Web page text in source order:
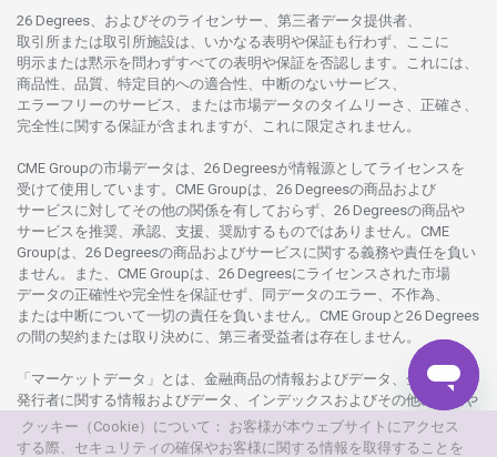
26 Degrees、 およびそのライセンサー、 第三者データ提供者、
取引所または取引所施設は、いかなる表明や保証も行わず、
ここに
明示または黙示を問わずすべての表明や保証を否認し ます。
これには、
商品性、品質、 特定目的への適合性、 中断のないサービス、
エラーフリーのサービス、 または市場データのタイムリーさ、正確さ、
完全性に関する保証が含まれますが、これに限定さ れません。
CME Groupの市場データは、26 Degreesが情報源としてライセンスを
受けて使用しています。 CME Groupは、26 Degreesの商品および
サービスに対してその他の関係を有しておらず、26 Degreesの商品や
サービスを推奨、承認、支援、 奨励するものではありません。 CME
Groupは、26 Degreesの商品およびサービスに関する義務や責任を負い
ません。また、CME Groupは、26 Degreesに ライセンスさ れた市場
データの正確性や完全性を保証せず、 同データのエラー、不作為、
または中断について一切の責任を負いません。 CME Groupと26 Degrees
の間の契約または取り 決めに、 第三者受益者は存在し ません。
「マーケットデータ」とは、 金融商品の情報およびデータ、 金融商品の
発行者に関する情報およびデータ、 インデックスおよびその他の
情報や
データを
指し、26 Degreesまたは26 Degreesグループ 会社が提供する
製品や サービスの 一部として、更新頻度を問わ ず提供さ れるものを
クッキー（Cookie）について： お客様が本ウェブサイトにアクセス
する際、セキュリティの確保やお客様に関する情報を取得することを